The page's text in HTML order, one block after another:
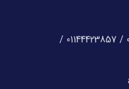
01133202976 / 01133202978 / 01144423857 /